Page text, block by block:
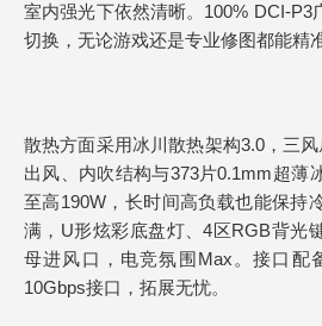
室内强光下依然清晰。100% DCI-P3
切换，无论游戏还是专业修图都能精
散热方面采用冰川散热架构3.0，三
出风、内吹结构与373片0.1mm超薄
至高190W，长时间高负载也能保持
满，U形炫彩底盘灯、4区RGB背光
母进风口，电竞氛围Max。接口配
10Gbps接口，拓展无忧。